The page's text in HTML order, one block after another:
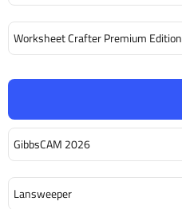
GibbsCAM 2026
Lansweeper
Worksheet Crafter Premium Edition